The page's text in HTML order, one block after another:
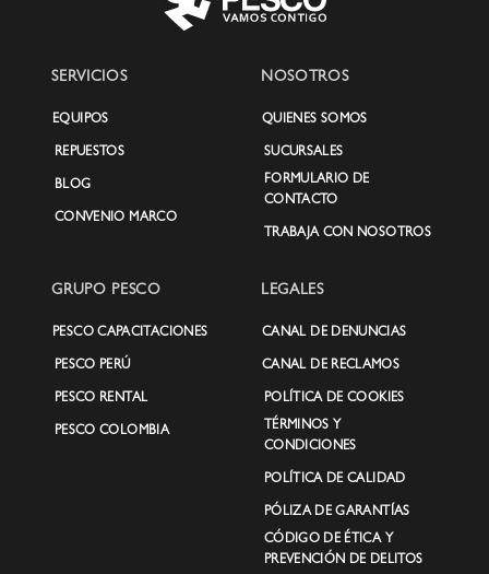
SERVICIOS
EQUIPOS
REPUESTOS
BLOG
CONVENIO MARCO
NOSOTROS
QUIENES SOMOS
SUCURSALES
FORMULARIO DE
CONTACTO
TRABAJA CON NOSOTROS
GRUPO PESCO
PESCO CAPACITACIONES
PESCO PERÚ
PESCO RENTAL
PESCO COLOMBIA
LEGALES
CANAL DE DENUNCIAS
CANAL DE RECLAMOS
POLÍTICA DE COOKIES
TÉRMINOS Y
CONDICIONES
POLÍTICA DE CALIDAD
PÓLIZA DE GARANTÍAS
CÓDIGO DE ÉTICA Y
PREVENCIÓN DE DELITOS